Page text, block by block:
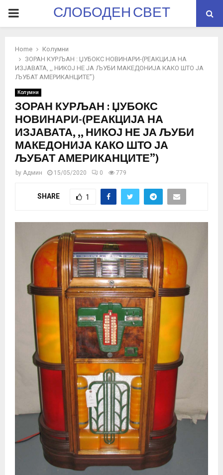
PRIMARYСЛОБОДЕН СВЕТ
Home
Колумни
ЗОРАН КУРЉАН : ЏУБОКС НОВИНАРИ-(РЕАКЦИЈА НА
ИЗЈАВАТА, ,, НИКОЈ НЕ ЈА ЉУБИ МАКЕДОНИЈА КАКО ШТО ЈА
ЉУБАТ АМЕРИКАНЦИТЕ”)
Колумни
ЗОРАН КУРЉАН : ЏУБОКС
НОВИНАРИ-(РЕАКЦИЈА НА
ИЗЈАВАТА, ,, НИКОЈ НЕ ЈА ЉУБИ
МАКЕДОНИЈА КАКО ШТО ЈА
ЉУБАТ АМЕРИКАНЦИТЕ”)
by Админ 15/05/2020 0 779
SHARE 1